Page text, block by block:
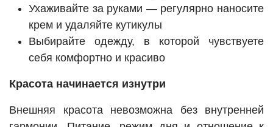
Ухаживайте за руками — регулярно наносите
крем и удаляйте кутикулы
Выбирайте одежду, в которой чувствуете
себя комфортно и красиво
Красота начинается изнутри
Внешняя красота невозможна без внутренней